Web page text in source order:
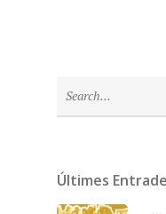
Últimes